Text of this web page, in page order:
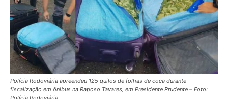
Polícia Rodoviária apreendeu 125 quilos de folhas de coca durante
fiscalização em ônibus na Raposo Tavares, em Presidente Prudente – Foto: